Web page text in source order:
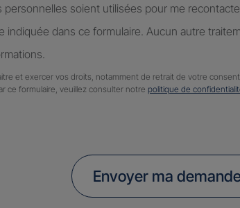
personnelles soient utilisées pour me
indiquée dans ce formulaire. Aucun autre
et exercer vos droits, notamment de retrait de votre
ce formulaire, veuillez consulter notre politique de
Envoyer ma